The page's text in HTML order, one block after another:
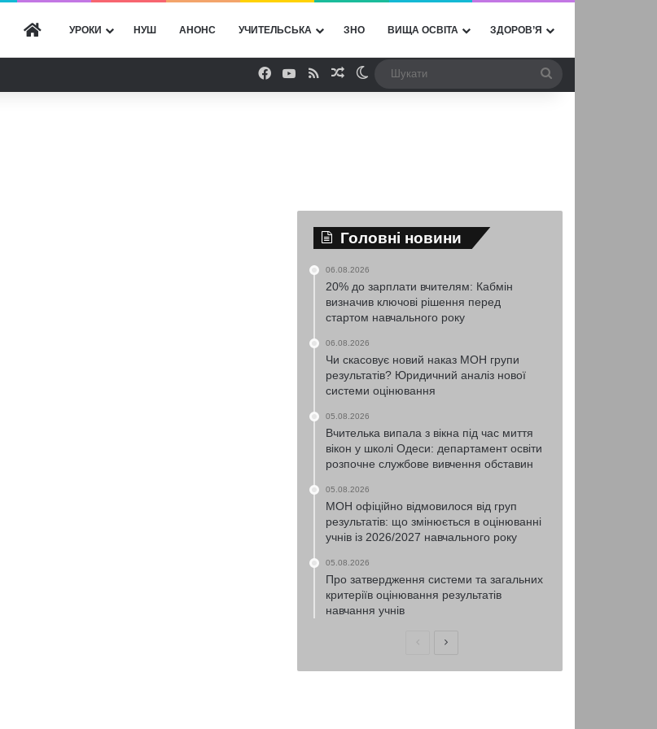
ГОЛОВНА
УРОКИ НУШ АНОНС УЧИТЕЛЬСЬКА ЗНО ВИЩА ОСВІТА ЗДОРОВ’Я
Facebook
YouTube
RSSВипадкова стаття
Switch skin
Головні новини
06.08.2026
20% до зарплати вчителям: Кабмін
визначив ключові рішення перед
стартом навчального року
06.08.2026
Чи скасовує новий наказ МОН групи
результатів? Юридичний аналіз нової
системи оцінювання
05.08.2026
Вчителька випала з вікна під час миття
вікон у школі Одеси: департамент освіти
розпочне службове вивчення обставин
05.08.2026
МОН офіційно відмовилося від груп
результатів: що змінюється в оцінюванні
учнів із 2026/2027 навчального року
05.08.2026
Про затвердження системи та загальних
критеріїв оцінювання результатів
навчання учнів
ПопередняНаступна